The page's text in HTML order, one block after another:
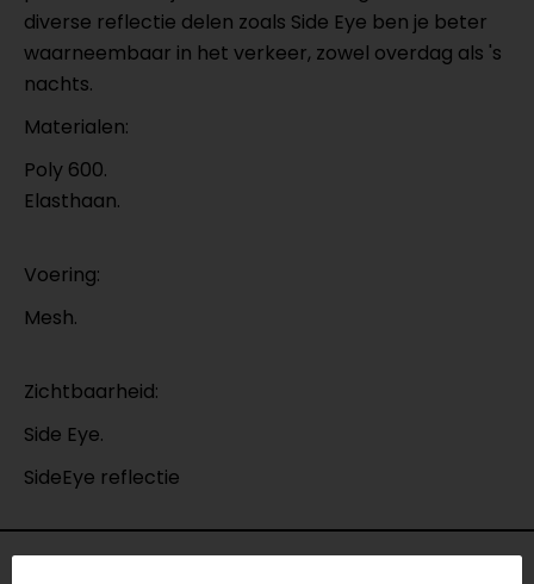
diverse reflectie delen zoals Side Eye ben je beter
waarneembaar in het verkeer, zowel overdag als 's
nachts.
Materialen:
Poly 600.
Elasthaan.
Voering:
Mesh.
Zichtbaarheid:
Side Eye.
SideEye reflectie